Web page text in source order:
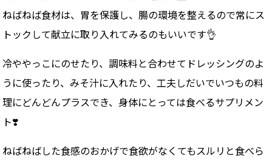
ねばねば食材は、胃を保護し、腸の環境を整えるので常にス
トックして献立に取り入れてみるのもいいです👌
冷ややっこにのせたり、調味料と合わせてドレッシングのよ
うに使ったり、みそ汁に入れたり、工夫しだいでいつもの料
理にどんどんプラスでき、身体にとっては食べるサプリメン
ト❣️
ねばねばした食感のおかげで食欲がなくてもスルリと食べら